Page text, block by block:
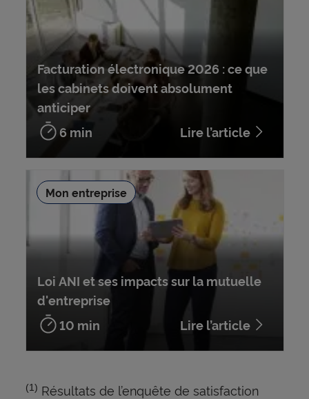
Facturation électronique 2026 : ce que
les cabinets doivent absolument
anticiper
6 min
Lire l’article
Loi ANI et ses impacts sur la mutuelle
d'entreprise
10 min
Lire l’article
Mon entreprise
(1) Résultats de l’enquête de satisfaction